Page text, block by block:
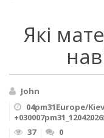
Які
John
04pm31Europe/
37
0